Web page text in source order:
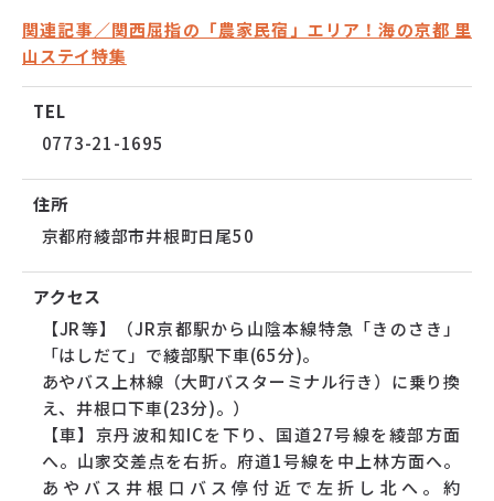
関連記事／関西屈指の「農家民宿」エリア！海の京都 里
山ステイ特集
TEL
0773-21-1695
住所
京都府綾部市井根町日尾50
アクセス
【JR等】（JR京都駅から山陰本線特急「きのさき」
「はしだて」で綾部駅下車(65分)。
あやバス上林線（大町バスターミナル行き）に乗り換
え、井根口下車(23分)。）
【車】京丹波和知ICを下り、国道27号線を綾部方面
へ。山家交差点を右折。府道1号線を中上林方面へ。
あやバス井根口バス停付近で左折し北へ。約